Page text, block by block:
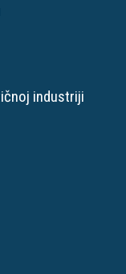
industriji